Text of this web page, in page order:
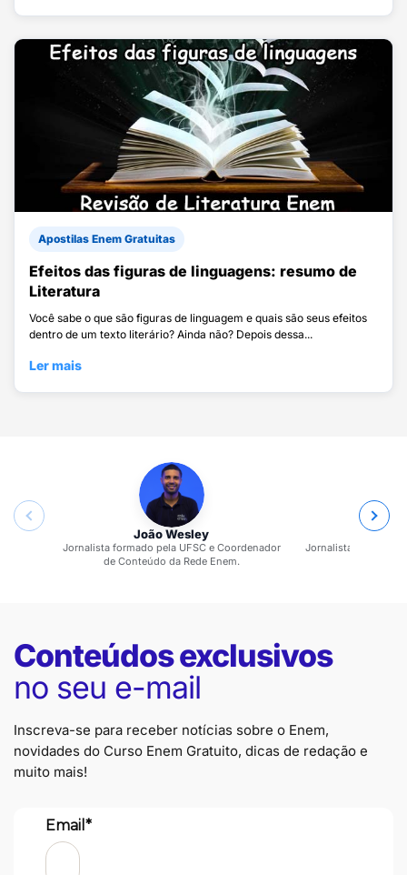
Apostilas Enem Gratuitas
Efeitos das figuras de linguagens: resumo de
Literatura
Você sabe o que são figuras de linguagem e quais são seus efeitos
dentro de um texto literário? Ainda não? Depois dessa...
Ler mais
João Wesley
Jornalista formado pela UFSC e Coordenador
de Conteúdo da Rede Enem.
Jornalista formada
Conteúdos exclusivos
no seu e-mail
Inscreva-se para receber notícias sobre o Enem,
novidades do Curso Enem Gratuito, dicas de redação e
muito mais!
Email*